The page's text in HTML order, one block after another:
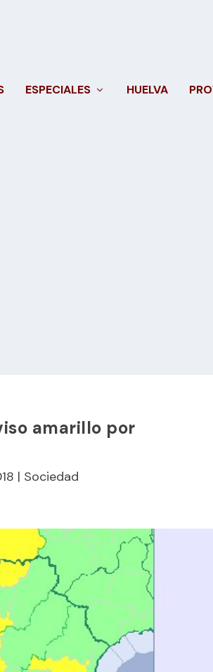
ESPECIALES HUELVA
amarillo por
| Sociedad